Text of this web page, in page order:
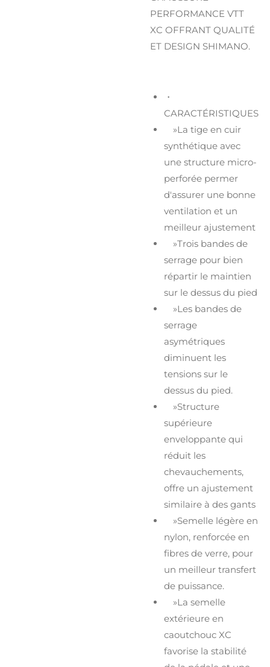
PERFORMANCE VTT
XC OFFRANT QUALITÉ
ET DESIGN SHIMANO.
・
CARACTÉRISTIQUES
»La tige en cuir
synthétique avec
une structure micro-
perforée permer
d'assurer une bonne
ventilation et un
meilleur ajustement
»Trois bandes de
serrage pour bien
répartir le maintien
sur le dessus du pied
»Les bandes de
serrage
asymétriques
diminuent les
tensions sur le
dessus du pied.
»Structure
supérieure
enveloppante qui
réduit les
chevauchements,
offre un ajustement
similaire à des gants
»Semelle légère en
nylon, renforcée en
fibres de verre, pour
un meilleur transfert
de puissance.
»La semelle
extérieure en
caoutchouc XC
favorise la stabilité